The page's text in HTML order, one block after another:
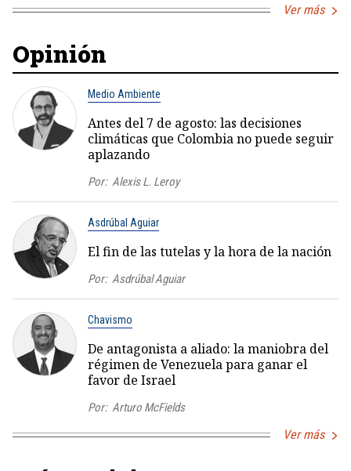
Ver más
Opinión
Medio Ambiente
Antes del 7 de agosto: las decisiones
climáticas que Colombia no puede seguir
aplazando
Por: Alexis L. Leroy
Asdrúbal Aguiar
El fin de las tutelas y la hora de la nación
Por: Asdrúbal Aguiar
Chavismo
De antagonista a aliado: la maniobra del
régimen de Venezuela para ganar el
favor de Israel
Por: Arturo McFields
Ver más